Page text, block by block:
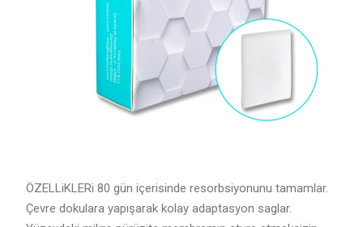
ÖZELLiKLERi 80 gün içerisinde resorbsiyonunu tamamlar.
Çevre dokulara yapışarak kolay adaptasyon saglar.